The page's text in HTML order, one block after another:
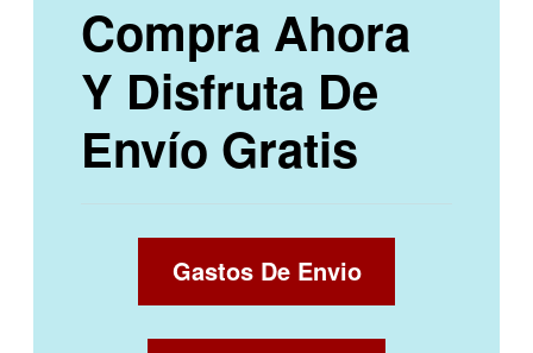
Compra Ahora
Y Disfruta De
Envío Gratis
Gastos De Envio